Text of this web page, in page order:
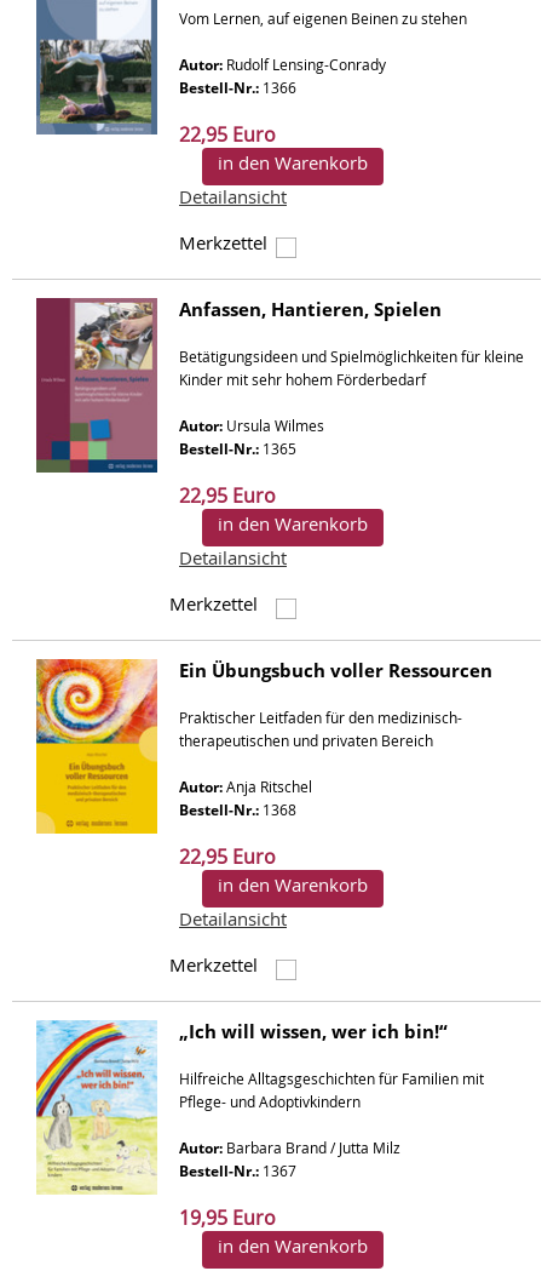
Vom Lernen, auf eigenen Beinen zu stehen
Autor: Rudolf Lensing-Conrady
Bestell-Nr.: 1366
22,95 Euro
in den Warenkorb
Detailansicht
Merkzettel
Anfassen, Hantieren, Spielen
Betätigungsideen und Spielmöglichkeiten für kleine
Kinder mit sehr hohem Förderbedarf
Autor: Ursula Wilmes
Bestell-Nr.: 1365
22,95 Euro
in den Warenkorb
Detailansicht
Merkzettel
Ein Übungsbuch voller Ressourcen
Praktischer Leitfaden für den medizinisch-
therapeutischen und privaten Bereich
Autor: Anja Ritschel
Bestell-Nr.: 1368
22,95 Euro
in den Warenkorb
Detailansicht
Merkzettel
„Ich will wissen, wer ich bin!“
Hilfreiche Alltagsgeschichten für Familien mit
Pflege- und Adoptivkindern
Autor: Barbara Brand / Jutta Milz
Bestell-Nr.: 1367
19,95 Euro
in den Warenkorb